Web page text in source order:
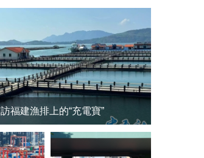
福建漁排上的“充電寶”